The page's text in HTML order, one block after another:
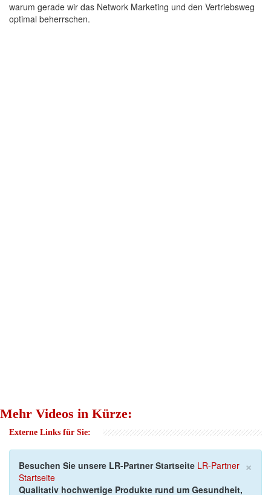
warum gerade wir das Network Marketing und den Vertriebsweg
optimal beherrschen.
Mehr Videos in Kürze:
Externe Links für Sie:
×
Besuchen Sie unsere LR-Partner Startseite LR-Partner
Startseite
Qualitativ hochwertige Produkte rund um Gesundheit,